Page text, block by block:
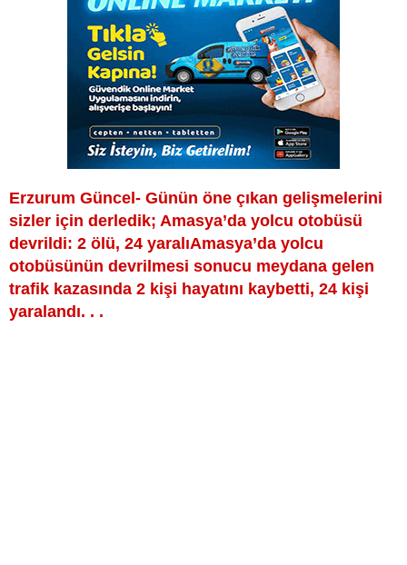
Erzurum Güncel- Günün öne çıkan gelişmelerini
sizler için derledik; Amasya’da yolcu otobüsü
devrildi: 2 ölü, 24 yaralıAmasya’da yolcu
otobüsünün devrilmesi sonucu meydana gelen
trafik kazasında 2 kişi hayatını kaybetti, 24 kişi
yaralandı. . .